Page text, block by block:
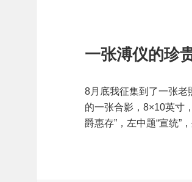
一张溥仪的珍
8月底我征集到了一张老
的一张合影，8×10英寸
爵惠存”，左中题“宣统”